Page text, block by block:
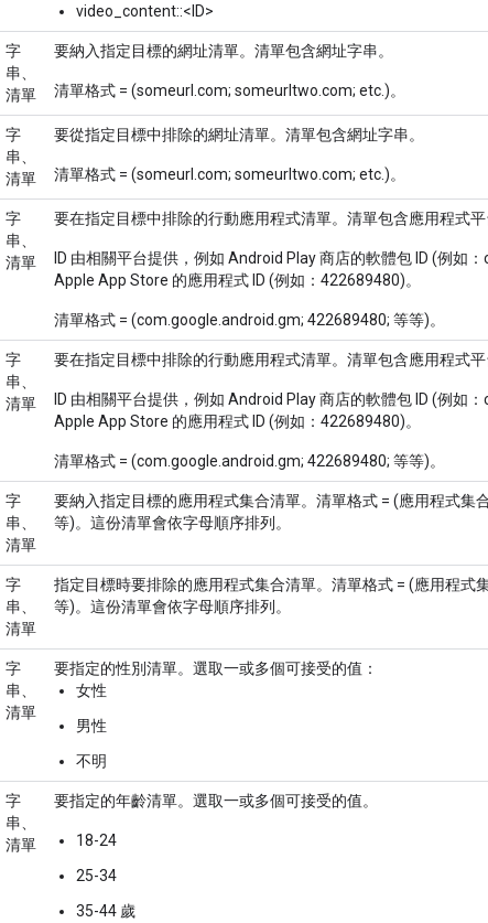
video_content::<ID>
字
串、
清單
要納入指定目標的網址清單。清單包含網址字串。
清單格式 = (someurl.com; someurltwo.com; etc.)。
字
串、
清單
要從指定目標中排除的網址清單。清單包含網址字串。
清單格式 = (someurl.com; someurltwo.com; etc.)。
字
串、
清單
要在指定目標中排除的行動應用程式清單。清單包含應用程式平
ID 由相關平台提供，例如 Android Play 商店的軟體包 ID (例如
Apple App Store 的應用程式 ID (例如：422689480)。
清單格式 = (com.google.android.gm; 422689480; 等等)。
字
串、
清單
要在指定目標中排除的行動應用程式清單。清單包含應用程式平
ID 由相關平台提供，例如 Android Play 商店的軟體包 ID (例如
Apple App Store 的應用程式 ID (例如：422689480)。
清單格式 = (com.google.android.gm; 422689480; 等等)。
字
串、
清單
要納入指定目標的應用程式集合清單。清單格式 = (應用程式集
等)。這份清單會依字母順序排列。
字
串、
清單
指定目標時要排除的應用程式集合清單。清單格式 = (應用程式
等)。這份清單會依字母順序排列。
字
串、
清單
要指定的性別清單。選取一或多個可接受的值：
女性
男性
不明
字
串、
清單
要指定的年齡清單。選取一或多個可接受的值。
18-24
25-34
35-44 歲